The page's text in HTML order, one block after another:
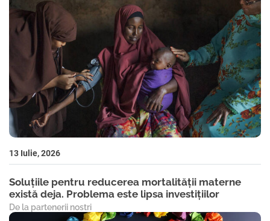
13 Iulie, 2026
Soluțiile pentru reducerea mortalității materne
există deja. Problema este lipsa investițiilor
De la partenerii nostri